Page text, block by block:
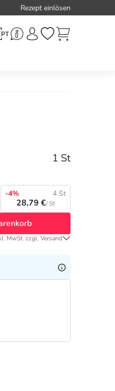
Rezept einlösen
1 St
-4% 4 St
28,79 €/ St
MwSt. zzgl. Versand